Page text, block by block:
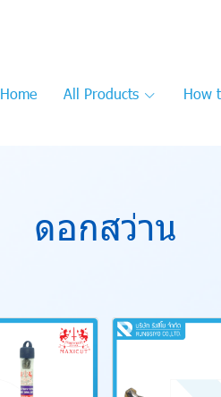
Home All Products How
ดอกสว่าน